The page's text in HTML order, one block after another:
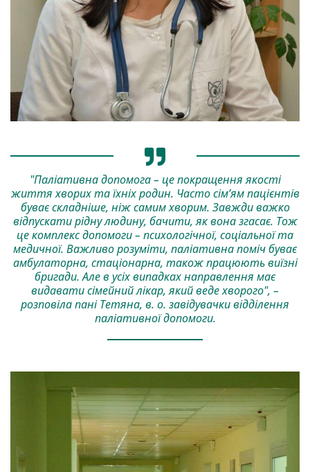
"Паліативна допомога – це покращення якості
життя хворих та їхніх родин. Часто сім’ям пацієнтів
буває складніше, ніж самим хворим. Завжди важко
відпускати рідну людину, бачити, як вона згасає. Тож
це комплекс допомоги – психологічної, соціальної та
медичної. Важливо розуміти, паліативна поміч буває
амбулаторна, стаціонарна, також працюють виїзні
бригади. Але в усіх випадках направлення має
видавати сімейний лікар, який веде хворого", –
розповіла пані Тетяна, в. о. завідувачки відділення
паліативної допомоги.